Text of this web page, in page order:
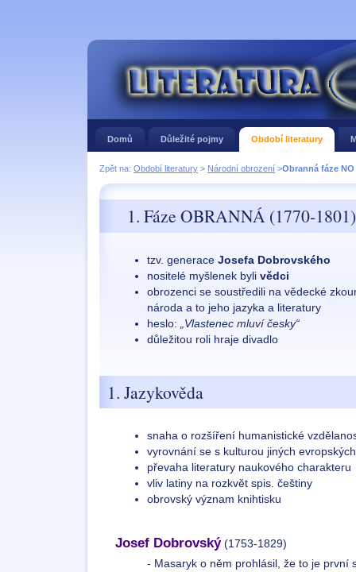
Domů Důležité pojmy Období literatury
Zpět na: Období literatury > Národní obrození >Obranná fáze NO
1. Fáze OBRANNÁ (1770-1801)
tzv. generace Josefa Dobrovského
nositelé myšlenek byli vědci
obrozenci se soustředili na vědecké
národa a to jeho jazyka a literatury
heslo: „Vlastenec mluví česky“
důležitou roli hraje divadlo
1. Jazykověda
snaha o rozšíření humanistické
vyrovnání se s kulturou jiných
převaha literatury naukového charakteru
vliv latiny na rozkvět spis. češtiny
obrovský význam knihtisku
Josef Dobrovský(1753-1829)
- Masaryk o něm prohlásil, že to je první